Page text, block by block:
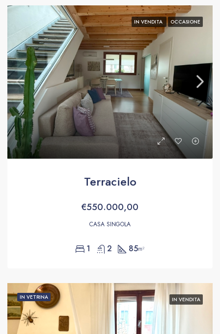
IN VENDITA OCCASIONE
Terracielo
€550.000,00
CASA SINGOLA
1 2 85m²
IN VETRINA IN VENDITA